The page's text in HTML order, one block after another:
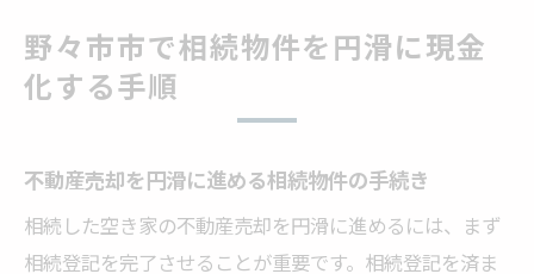
野々市市で相続物件を円滑に現金
化する手順
不動産売却を円滑に進める相続物件の手続き
相続した空き家の不動産売却を円滑に進めるには、まず
相続登記を完了させることが重要です。相続登記を済ま